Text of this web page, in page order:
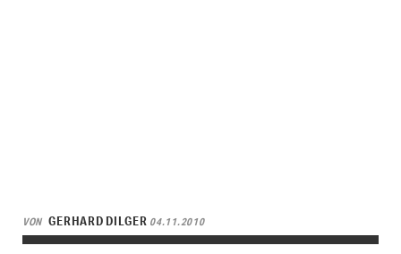
VON GERHARD DILGER 04.11.2010